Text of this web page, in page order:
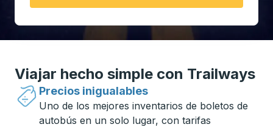
Viajar hecho simple con Trailways
Precios inigualables
Uno de los mejores inventarios de boletos de
autobús en un solo lugar, con tarifas